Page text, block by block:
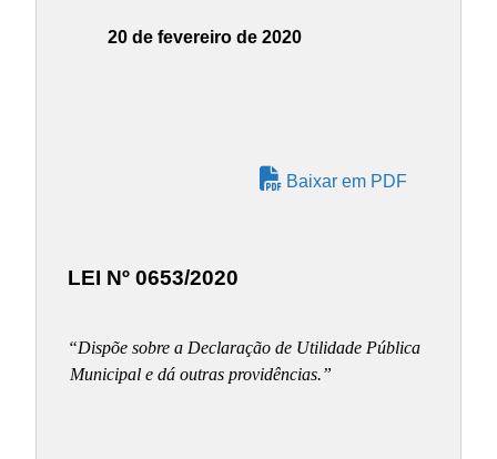
20 de fevereiro de 2020
Baixar em PDF
LEI Nº 0653/2020
“Dispõe sobre a Declaração de Utilidade Pública
Municipal e dá outras providências.”